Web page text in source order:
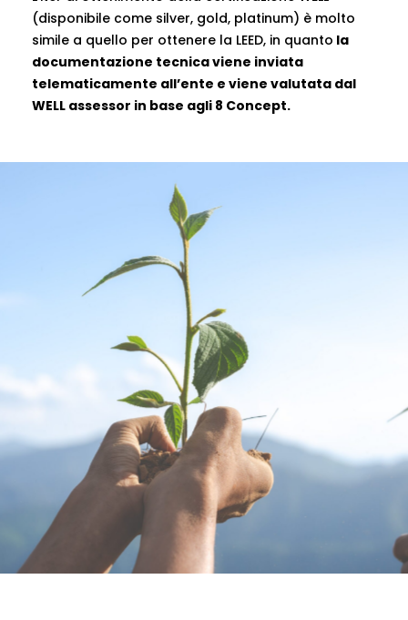
(disponibile come silver, gold, platinum) è molto
simile a quello per ottenere la LEED, in quanto la
documentazione tecnica viene inviata
telematicamente all’ente e viene valutata dal
WELL assessor in base agli 8 Concept.